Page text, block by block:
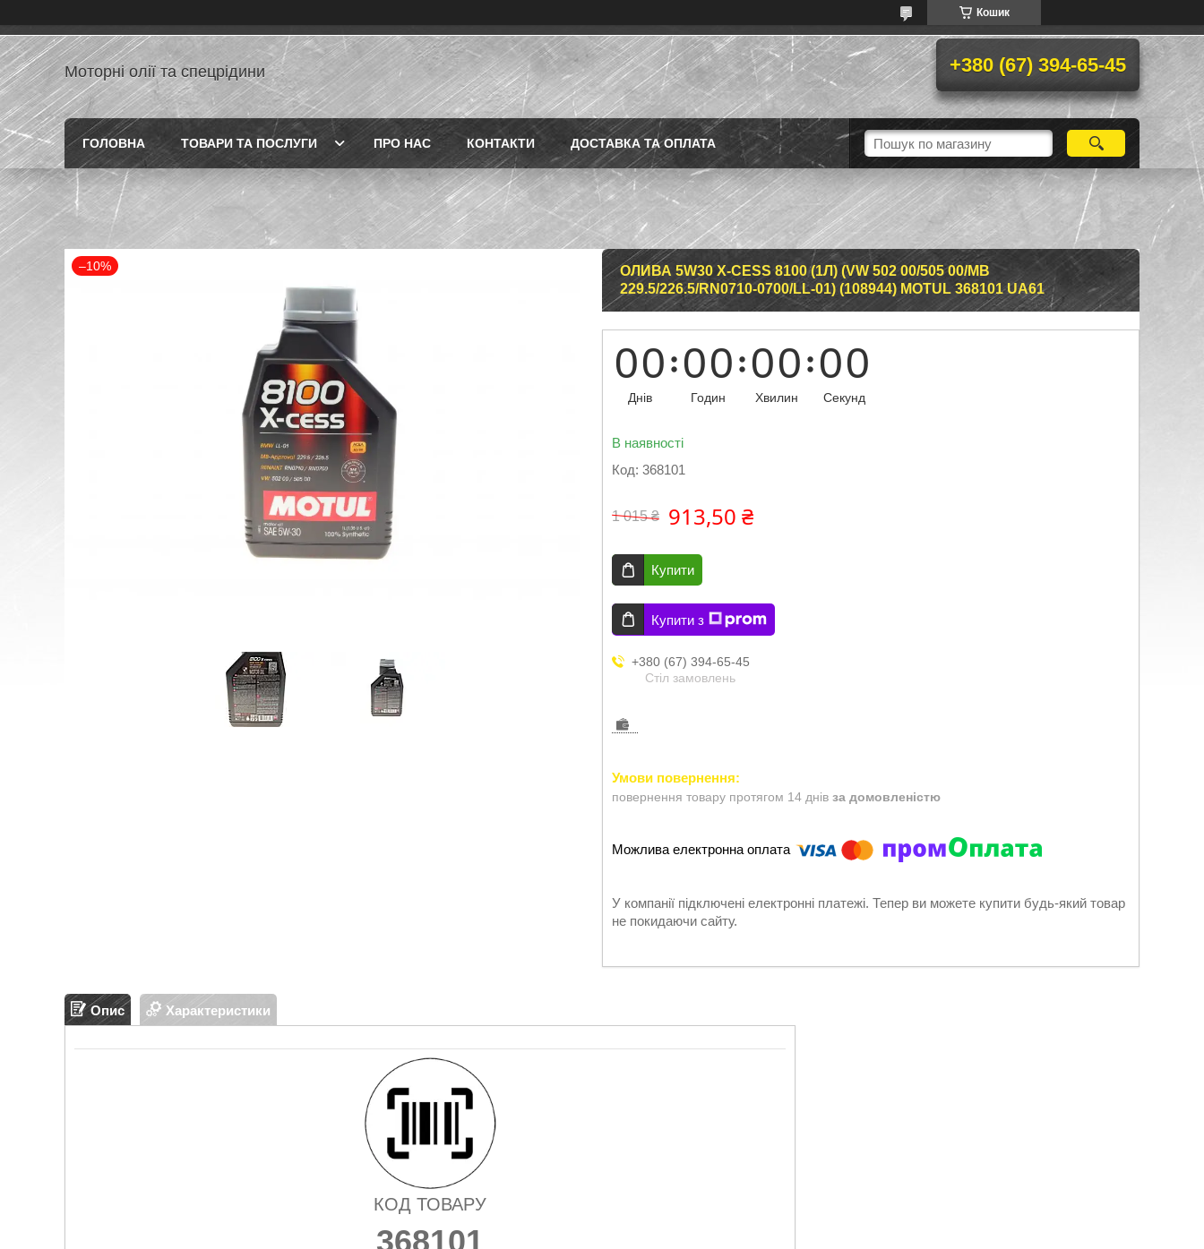
Кошик
Моторні олії та спецрідини +380 (67) 394-65-45
ГОЛОВНА ТОВАРИ ТА ПОСЛУГИ ПРО НАС КОНТАКТИ ДОСТАВКА ТА ОПЛАТА
–10%
ОЛИВА 5W30 X-CESS 8100 (1Л) (VW 502 00/505 00/MB
229.5/226.5/RN0710-0700/LL-01) (108944) MOTUL 368101 UA61
00
Днів
00
Годин
00
Хвилин
00
Секунд
В наявності
Код: 368101
1 015 ₴ 913,50 ₴
Купити
Купити з
+380 (67) 394-65-45
Стіл замовлень
повернення товару протягом 14 днів за домовленістю
У компанії підключені електронні платежі. Тепер ви можете купити будь-який товар
не покидаючи сайту.
Опис Характеристики
КОД ТОВАРУ
368101